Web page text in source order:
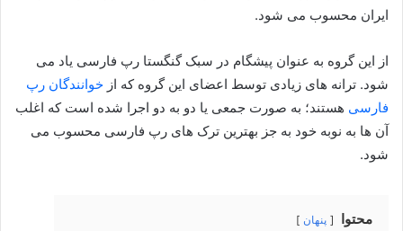
ایران محسوب می شود.
از این گروه به عنوان پیشگام در سبک گنگستا رپ فارسی یاد می
شود. ترانه های زیادی توسط اعضای این گروه که از خوانندگان رپ
فارسی هستند؛ به صورت جمعی یا دو به دو اجرا شده است که اغلب
آن ها به نوبه خود به جز بهترین ترک های رپ فارسی محسوب می
شود.
محتوا پنهان